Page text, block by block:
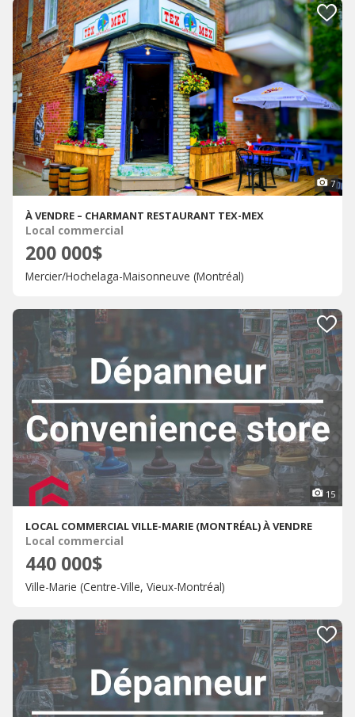
7
À VENDRE – CHARMANT RESTAURANT TEX-MEX
Local commercial
200 000$
Mercier/Hochelaga-Maisonneuve (Montréal)
15
LOCAL COMMERCIAL VILLE-MARIE (MONTRÉAL) À VENDRE
Local commercial
440 000$
Ville-Marie (Centre-Ville, Vieux-Montréal)